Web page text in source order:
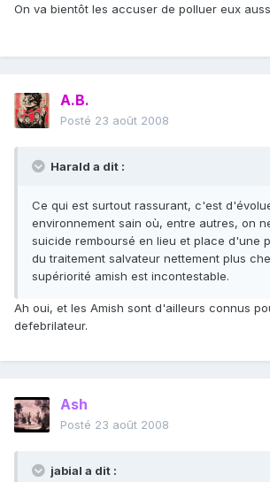
On va bientôt les accuser de polluer eux
A.B.
Posté 23 août 2008
Harald a dit :
Ce qui est surtout rassurant, c'est
environnement sain où, entre autres, on
suicide remboursé en lieu et place d'une
du traitement salvateur nettement plus
supériorité amish est incontestable.
Ah oui, et les Amish sont d'ailleurs connus
defebrilateur.
Ash
Posté 23 août 2008
jabial a dit :